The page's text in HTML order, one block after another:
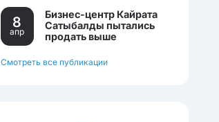
8
апр
Бизнес-центр Кайрата
Сатыбалды пытались
продать выше
Смотреть все публикации